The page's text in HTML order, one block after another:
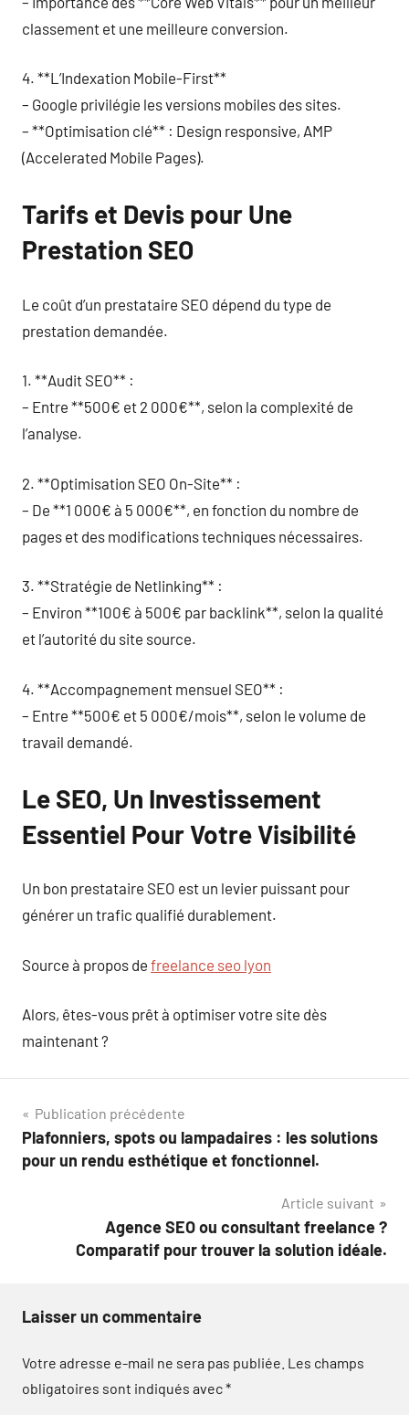
classement et une meilleure conversion.
4. **L’Indexation Mobile-First**
– Google privilégie les versions mobiles des sites.
– **Optimisation clé** : Design responsive, AMP
(Accelerated Mobile Pages).
Tarifs et Devis pour Une
Prestation SEO
Le coût d’un prestataire SEO dépend du type de
prestation demandée.
1. **Audit SEO** :
– Entre **500€ et 2 000€**, selon la complexité de
l’analyse.
2. **Optimisation SEO On-Site** :
– De **1 000€ à 5 000€**, en fonction du nombre de
pages et des modifications techniques nécessaires.
3. **Stratégie de Netlinking** :
– Environ **100€ à 500€ par backlink**, selon la qualité
et l’autorité du site source.
4. **Accompagnement mensuel SEO** :
– Entre **500€ et 5 000€/mois**, selon le volume de
travail demandé.
Le SEO, Un Investissement
Essentiel Pour Votre Visibilité
Un bon prestataire SEO est un levier puissant pour
générer un trafic qualifié durablement.
Source à propos de freelance seo lyon
Alors, êtes-vous prêt à optimiser votre site dès
maintenant ?
Navigation
de
Publication précédente
Plafonniers, spots ou lampadaires : les solutions
pour un rendu esthétique et fonctionnel.
Article suivant
Agence SEO ou consultant freelance ?
Comparatif pour trouver la solution idéale.
Laisser un commentaire
Votre adresse e-mail ne sera pas publiée. Les champs
obligatoires sont indiqués avec*